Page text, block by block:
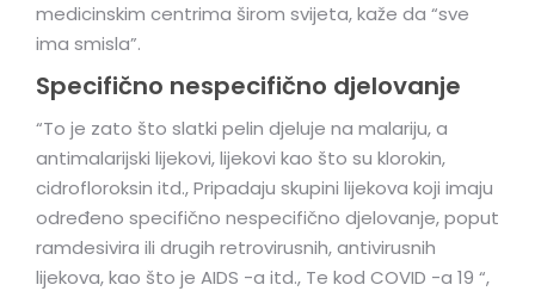
medicinskim centrima širom svijeta, kaže da “sve
ima smisla”.
Specifično nespecifično djelovanje
“To je zato što slatki pelin djeluje na malariju, a
antimalarijski lijekovi, lijekovi kao što su klorokin,
cidrofloroksin itd., Pripadaju skupini lijekova koji imaju
određeno specifično nespecifično djelovanje, poput
ramdesivira ili drugih retrovirusnih, antivirusnih
lijekova, kao što je AIDS -a itd., Te kod COVID -a 19 “,